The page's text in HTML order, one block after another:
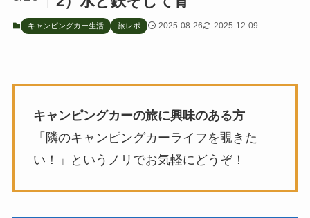
キャンピングカー生活 旅レポ 2025-08-26 2025-12-09
キャンピングカーの旅に興味のある方
「隣のキャンピングカーライフを覗きた
い！」というノリでお気軽にどうぞ！